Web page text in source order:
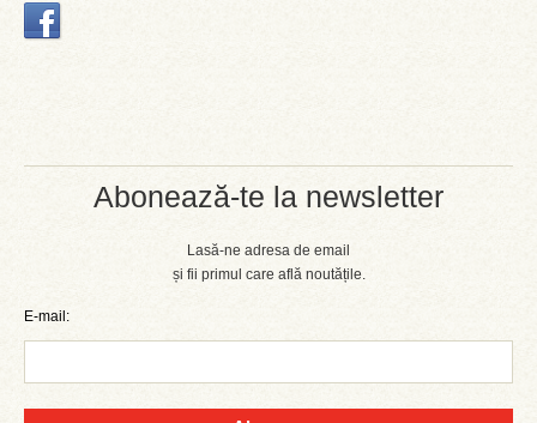
Abonează-te la newsletter
Lasă-ne adresa de email
și fii primul care află noutățile.
E-mail: